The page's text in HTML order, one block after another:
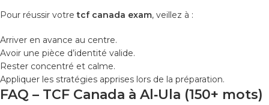
Pour réussir votretcf canada exam, veillez à :
Arriver en avance au centre.
Avoir une pièce d’identité valide.
Rester concentré et calme.
Appliquer les stratégies apprises lors de la préparation.
FAQ – TCF Canada à Al‑Ula (150+ mots)